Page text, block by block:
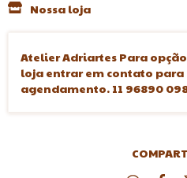
Nossa loja
Atelier Adriartes Para
loja entrar em contato para
agendamento. 11 96890